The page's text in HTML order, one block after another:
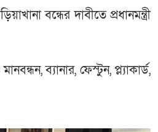
বন্ধের দাবীতে প্রধানমন্ত্রী
ব্যানার, ফেস্টুন, প্ল্যাকার্ড,